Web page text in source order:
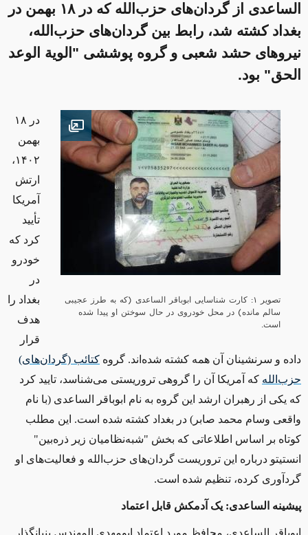
الساعدی از گردان‌های حزب‌الله که در ۱۸ بهمن در
بغداد کشته شد، رابط بین گردان‌های حزب‌الله،
نیروهای حشد‌ شعبی و گروه پوششی "الوية الوعد
الحق" بود.
Open image
تصویر ۱: کارت شناسایی ابوباقر الساعدی (که به طرز عجیبی
سالم مانده) در محل خودروی در حال سوختن او پیدا شده
است.
در ۱۸
بهمن
۱۴۰۲،
ارتش
آمریکا
تأیید
کرد که
خودرو
در
بغداد را
هدف
قرار
داده و سرنشینان آن همه کشته شده‌اند. گروه کتائب (گردان‌های)
حزب‌الله که آمریکا آن را گروهی تروریستی می‌شناسد، تایید کرد
که یکی از رهبران ارشد این گروه به نام ابوباقر الساعدی (با نام
واقعی وسام محمد صابر) در بغداد کشته شده است. این مطلب
کوتاه بر اساس اطلاعاتی که بخش "شبه‌نظامیان زیر ذره‌بین"
انستیتو درباره این تروریست گردان‌های حزب‌الله و فعالیت‌های او
گردآوری کرده، تنظیم شده است.
پیشینه الساعدی: یک آدمکش قابل اعتماد
ابوباقر الساعدی، محافظ مورد اعتماد ابومهدی المهندس بنیانگذار